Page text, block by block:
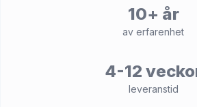
10+ år
av erfarenhet
4-12
leveranstid